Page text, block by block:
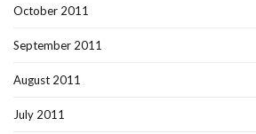
October 2011
September 2011
August 2011
July 2011